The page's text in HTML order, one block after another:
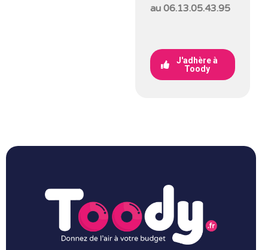
au 06.13.05.43.95
J'adhère à
Toody